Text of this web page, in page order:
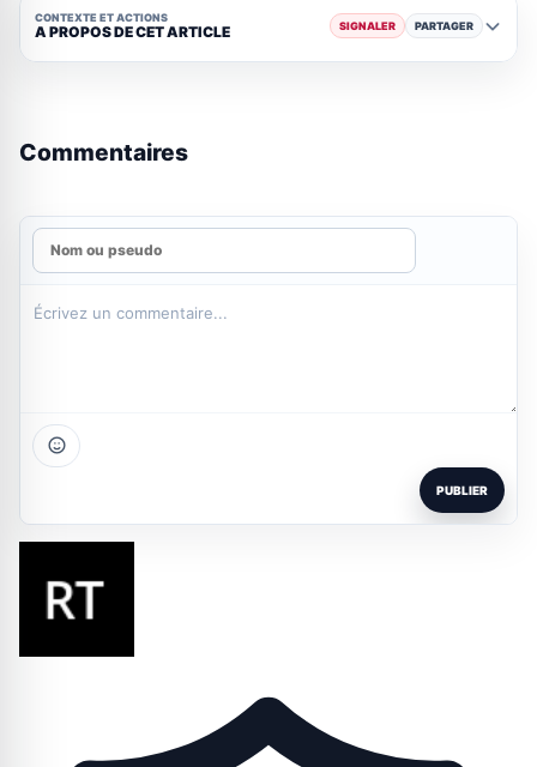
CONTEXTE ET ACTIONS
A PROPOS DE CET ARTICLE SIGNALER PARTAGER
Commentaires
PUBLIER